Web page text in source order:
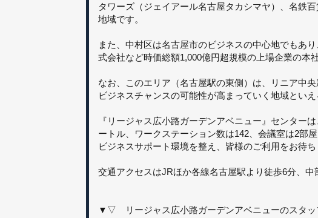
タワーズ（ジェイアール名古屋タカシマヤ）、名鉄
地域です。
また、中村区は名古屋市のビジネスの中心地でもあ
式会社など時価総額1,000億円超規模の上場企業の本
なお、このエリア（名古屋駅の東側）は、リニア中
ビジネスチャンスの可能性が高まっていく地域といえ
『リージャス広小路ガーデンアベニュー』センター
ートル、ワークステーション数は142、会議室は2部
ビジネスサポート環境を整え、皆様のご利用をお待ち
交通アクセスはJRほか各線名古屋駅より徒歩6分、
▼▽ リージャス広小路ガーデンアベニューのスタ